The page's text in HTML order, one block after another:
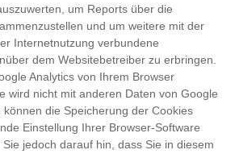
um Reports über die
und um weitere mit der
Internetnutzung verbundene
dem Websitebetreiber zu erbringen.
Analytics von Ihrem Browser
wird nicht mit anderen Daten von Google
die Speicherung der Cookies
Einstellung Ihrer Browser-Software
jedoch darauf hin, dass Sie in diesem